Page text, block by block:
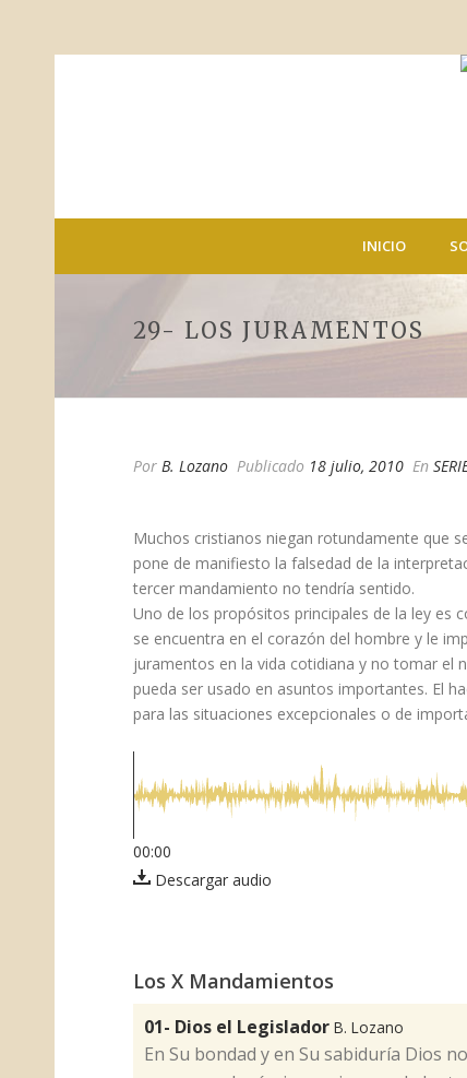
INICIO
29- LOS JURAMENTOS
Por B. Lozano Publicado 18 julio, 2010 En
Muchos cristianos niegan rotundamente que
pone de manifiesto la falsedad de la
tercer mandamiento no tendría sentido.
Uno de los propósitos principales de la ley es
se encuentra en el corazón del hombre y le
juramentos en la vida cotidiana y no tomar el
pueda ser usado en asuntos importantes. El
para las situaciones excepcionales o de
00:00
Descargar audio
Los X Mandamientos
01- Dios el Legislador B. Lozano
​En Su bondad y en Su sabiduría Dios